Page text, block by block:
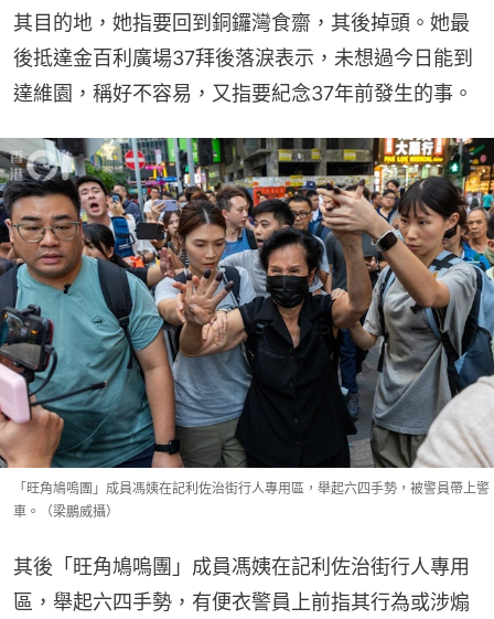
其目的地，她指要回到銅鑼灣食齋，其後掉頭。她最
後抵達金百利廣場37拜後落淚表示，未想過今日能到
達維園，稱好不容易，又指要紀念37年前發生的事。
「旺角鳩嗚團」成員馮姨在記利佐治街行人專用區，舉起六四手勢，被警員帶上警
車。（梁鵬威攝）
其後「旺角鳩嗚團」成員馮姨在記利佐治街行人專用
區，舉起六四手勢，有便衣警員上前指其行為或涉煽